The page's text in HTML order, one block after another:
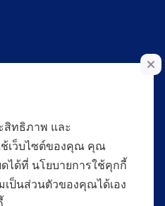
สิทธิภาพ และ
เว็บไซต์ของคุณ คุณ
ได้ที่ นโยบายการใช้คุกกี้
ป็นส่วนตัวของคุณได้เอง